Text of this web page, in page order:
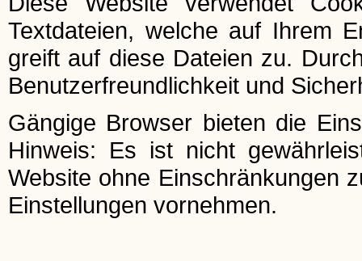
Textdateien, welche auf Ihrem
greift auf diese Dateien zu.
Benutzerfreundlichkeit und
Gängige Browser bieten die
Hinweis: Es ist nicht
Website ohne Einschränkungen
Einstellungen vornehmen.